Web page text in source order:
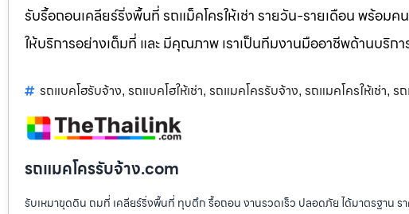
รับรื้อถอนเคลียร์ริ่งพื้นที่ รถแม็คโครให้เช่า รายวัน-รายเดือน พร้อม
ให้บริการอย่างเต็มที่ และ มีคุณภาพ เราเป็นทีมงานมืออาชีพด้านบริกา
รถแบคโฮรับจ้าง, รถแบคโฮให้เช่า, รถแมคโครรับจ้าง, รถแมคโครให้เช่า, ร
รถแมคโครรับจ้าง.com
รับเหมาขุดดิน ถมที่ เคลียร์ริ่งพื้นที่ ทุบตึก รื้อถอน งานรวดเร็ว ปลอดภัย ได้มาตรฐาน ร